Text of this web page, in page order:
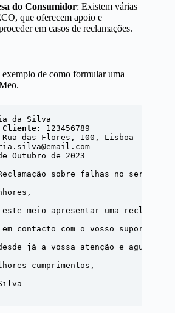
do Consumidor: Existem várias
que oferecem apoio e
em casos de reclamações.
de como formular uma
da Silva
Cliente:
123456789
Rua das Flores, 100, Lisboa
Outubro de 2023
sobre falhas no serviço
meio apresentar uma
contacto com o vosso suporte
já a vossa atenção e aguardo
cumprimentos,